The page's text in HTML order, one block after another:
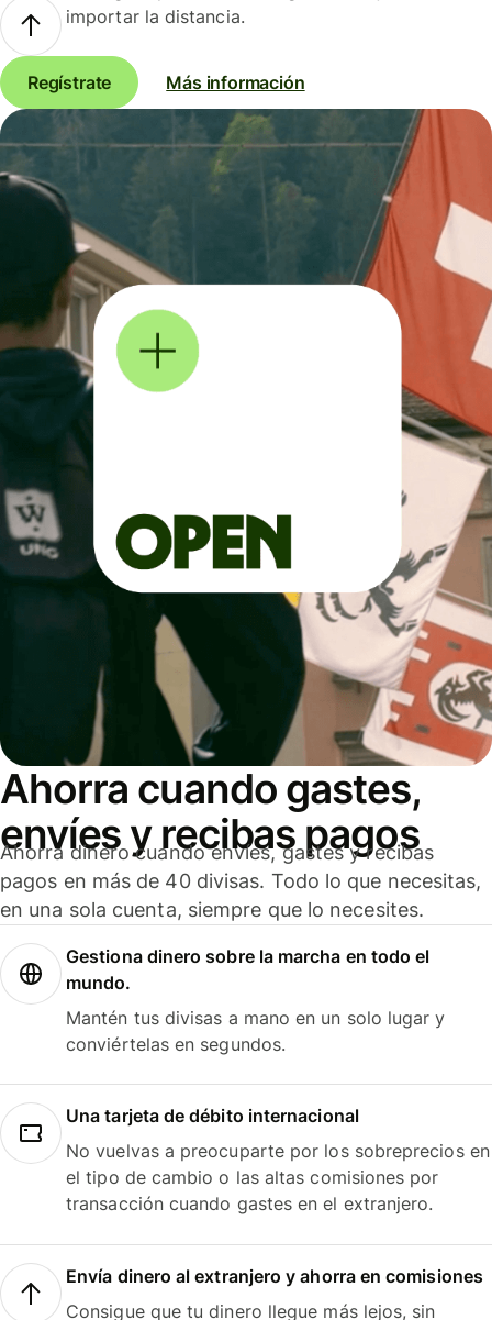
importar la distancia.
Regístrate Más información
Ahorra cuando gastes,
envíes y recibas pagos
Ahorra dinero cuando envíes, gastes y recibas
pagos en más de 40 divisas. Todo lo que necesitas,
en una sola cuenta, siempre que lo necesites.
Gestiona dinero sobre la marcha en todo el
mundo.
Mantén tus divisas a mano en un solo lugar y
conviértelas en segundos.
Una tarjeta de débito internacional
No vuelvas a preocuparte por los sobreprecios en
el tipo de cambio o las altas comisiones por
transacción cuando gastes en el extranjero.
Envía dinero al extranjero y ahorra en comisiones
Consigue que tu dinero llegue más lejos, sin